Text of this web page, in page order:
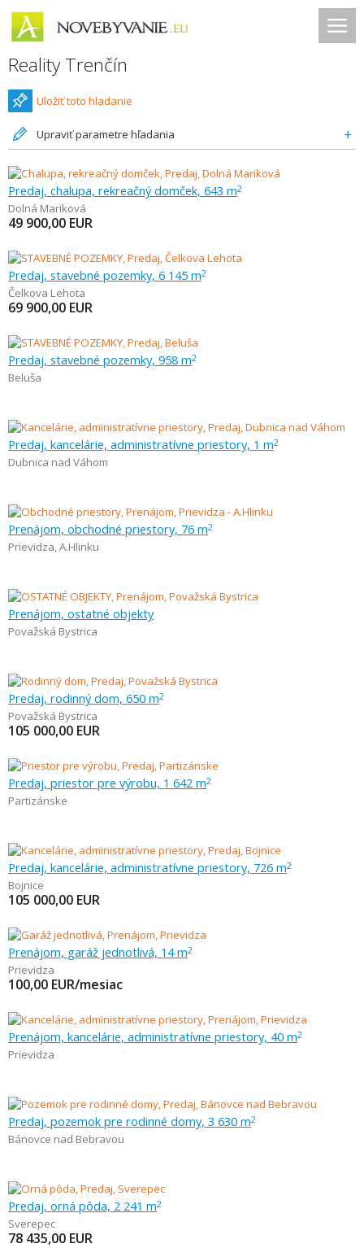
Reality Trenčín
Uložiť toto hladanie
Upraviť parametre hľadania
Predaj, chalupa, rekreačný domček, 643 m2
Dolná Mariková
49 900,00 EUR
Predaj, stavebné pozemky, 6 145 m2
Čelkova Lehota
69 900,00 EUR
Predaj, stavebné pozemky, 958 m2
Beluša
Predaj, kancelárie, administratívne priestory, 1 m2
Dubnica nad Váhom
Prenájom, obchodné priestory, 76 m2
Prievidza,A.Hlinku
Prenájom, ostatné objekty
Považská Bystrica
Predaj, rodinný dom, 650 m2
Považská Bystrica
105 000,00 EUR
Predaj, priestor pre výrobu, 1 642 m2
Partizánske
Predaj, kancelárie, administratívne priestory, 726 m2
Bojnice
105 000,00 EUR
Prenájom, garáž jednotlivá, 14 m2
Prievidza
100,00 EUR/mesiac
Prenájom, kancelárie, administratívne priestory, 40 m2
Prievidza
Predaj, pozemok pre rodinné domy, 3 630 m2
Bánovce nad Bebravou
Predaj, orná pôda, 2 241 m2
Sverepec
78 435,00 EUR